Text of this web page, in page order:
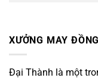
XƯỞNG MAY
Đại Thành là một